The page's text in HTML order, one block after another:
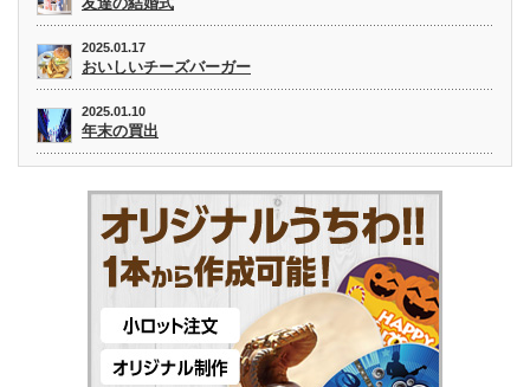
2025.01.17
おいしいチーズバーガー
2025.01.10
年末の買出